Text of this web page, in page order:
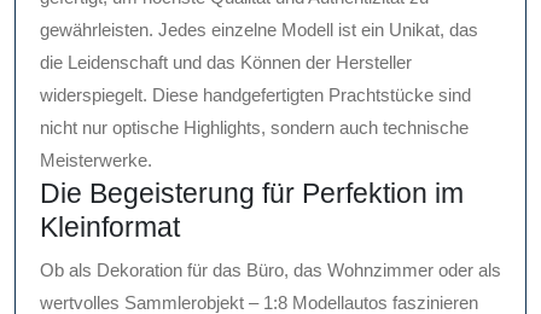
gewährleisten. Jedes einzelne Modell ist ein Unikat, das
die Leidenschaft und das Können der Hersteller
widerspiegelt. Diese handgefertigten Prachtstücke sind
nicht nur optische Highlights, sondern auch technische
Meisterwerke.
Die Begeisterung für Perfektion im
Kleinformat
Ob als Dekoration für das Büro, das Wohnzimmer oder als
wertvolles Sammlerobjekt – 1:8 Modellautos faszinieren